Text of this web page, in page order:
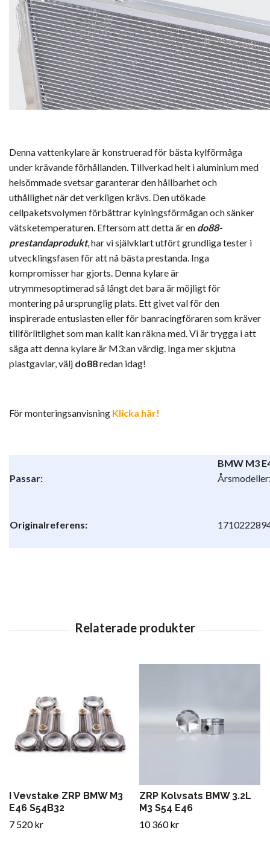
Denna vattenkylare är konstruerad för bästa kylförmåga
under krävande förhållanden. Tillverkad helt i aluminium med
helsömmade svetsar garanterar den hållbarhet och
uthållighet när det verkligen krävs. Den utökade
cellpaketsvolymen förbättrar kylningsförmågan och sänker
vätsketemperaturen. Eftersom att detta är en do88-
prestandaprodukt, har vi självklart utfört grundliga tester i
utvecklingsfasen för att nå bästa prestanda. Inga
kompromisser har gjorts. Denna kylare är
utrymmesoptimerad så långt det bara är möjligt för
montering på ursprunglig plats. Ett givet val för den
inspirerade entusiasten eller för banracingföraren som kräver
tillförlitlighet som man kallt kan räkna med. Vi är trygga i att
säga att denna kylare är M3:an värdig. Inga mer skjutna
plastgavlar, välj do88redan idag!
För monteringsanvisning Klicka här!
Passar:
BMW M3
Originalreferens:
I Vevstake ZRP BMW M3
E46 S54B32
7 520 kr
ZRP Kolvsats BMW 3.2L
M3 S54 E46
10 360 kr